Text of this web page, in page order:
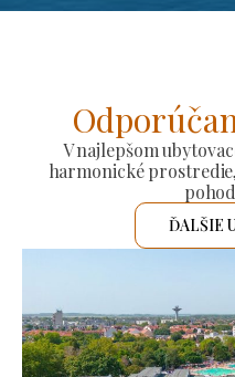
V najlepšom
harmonické
ĎALŠIE